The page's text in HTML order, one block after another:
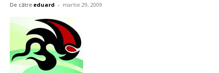
De către eduard - martie 29, 2009